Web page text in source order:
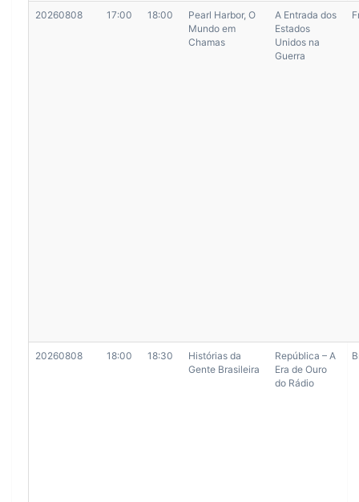
20260808 17:00 18:00
Pearl Harbor, O
Mundo em
Chamas
A Entrada dos
Estados
Unidos na
Guerra
20260808 18:00 18:30
Histórias da
Gente Brasileira
República – A
Era de Ouro
do Rádio